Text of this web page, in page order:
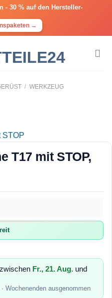
- 30 % auf den Hersteller-
→
/ WERKZEUG
T17 mit STOP,
Fr., 21. Aug. und
Wochenenden ausgenommen